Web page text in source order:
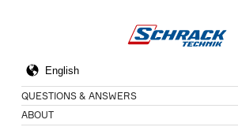
QUESTIONS & ANSWERS
ABOUT